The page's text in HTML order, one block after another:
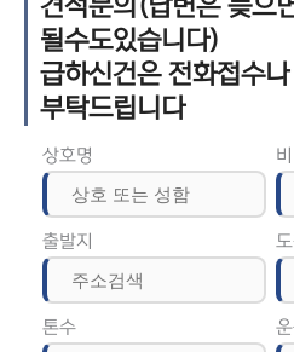
견적문의(답변은 늦으
될수도있습니다)
급하신건은 전화접수
부탁드립니다
상호명
출발지
톤수